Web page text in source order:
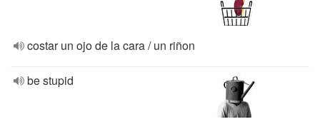
costar un ojo de la cara / un riñon
be stupid